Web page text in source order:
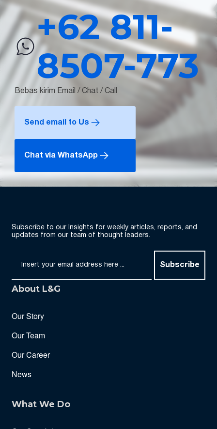
+62 811-
8507-773
Bebas kirim Email / Chat / Call
Send email to Us
Chat via WhatsApp
Subscribe to our Insights for weekly articles, reports, and
updates from our team of thought leaders.
Subscribe
About L&G
Our Story
Our Team
Our Career
News
What We Do